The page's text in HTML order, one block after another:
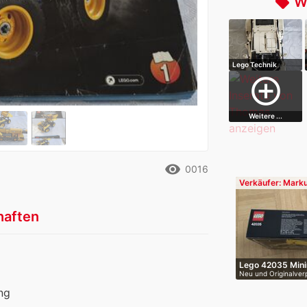
Lego Technik
Porsche
add_circle_outline
Weitere ...
Verkäufer:
Lego 42035
Neu und
Sammlungsa…
remove_red_eye 0016